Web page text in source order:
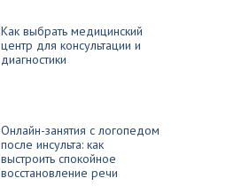
Как выбрать медицинский
центр для консультации и
диагностики
Онлайн-занятия с логопедом
после инсульта: как
выстроить спокойное
восстановление речи